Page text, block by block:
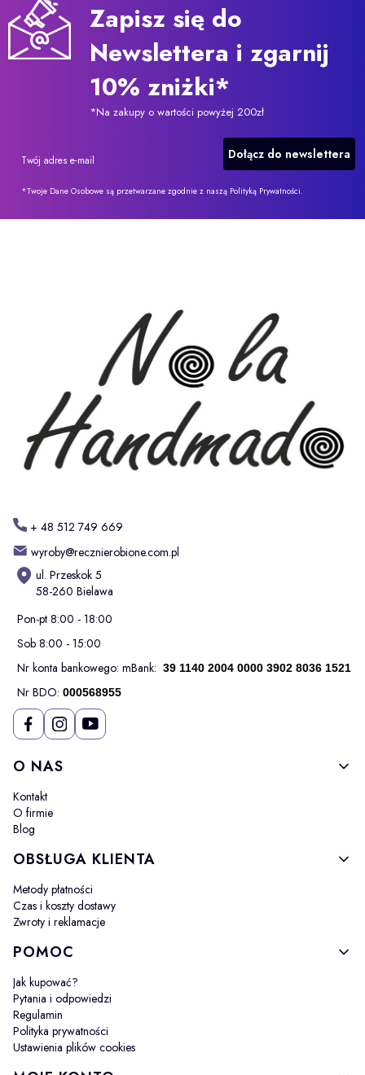
Zapisz się do
Newslettera i zgarnij
10% zniżki*
*Na zakupy o wartości powyżej 200zł
Twój adres e-mail Dołącz do newslettera
*Twoje Dane Osobowe są przetwarzane zgodnie z naszą Polityką Prywatności.
+ 48 512 749 669
wyroby@recznierobione.com.pl
ul. Przeskok 5
58-260 Bielawa
Pon-pt 8:00 - 18:00
Sob 8:00 - 15:00
Nr konta bankowego: mBank: 39 1140 2004 0000 3902 8036 1521
Nr BDO: 000568955
Linki w stopce
O NAS
Kontakt
O firmie
Blog
OBSŁUGA KLIENTA
Metody płatności
Czas i koszty dostawy
Zwroty i reklamacje
POMOC
Jak kupować?
Pytania i odpowiedzi
Regulamin
Polityka prywatności
Ustawienia plików cookies